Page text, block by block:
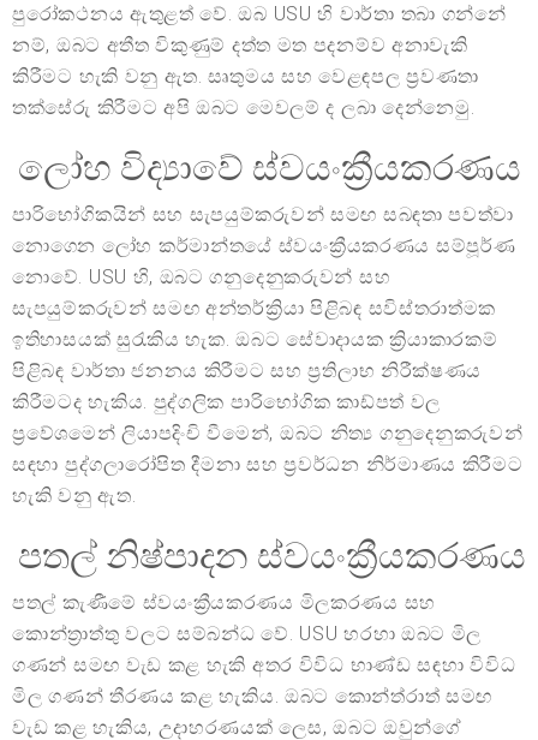
පුරෝකථනය ඇතුළත් වේ. ඔබ USU හි වාර්තා තබා ගන්නේ
නම්, ඔබට අතීත විකුණුම් දත්ත මත පදනම්ව අනාවැකි
කිරීමට හැකි වනු ඇත. සෘතුමය සහ වෙළඳපල ප්‍රවණතා
තක්සේරු කිරීමට අපි ඔබට මෙවලම් ද ලබා දෙන්නෙමු.
ලෝහ විද්‍යාවේ ස්වයංක්‍රීයකරණය
පාරිභෝගිකයින් සහ සැපයුම්කරුවන් සමඟ සබඳතා පවත්වා
නොගෙන ලෝහ කර්මාන්තයේ ස්වයංක්‍රීයකරණය සම්පූර්ණ
නොවේ. USU හි, ඔබට ගනුදෙනුකරුවන් සහ
සැපයුම්කරුවන් සමඟ අන්තර්ක්‍රියා පිළිබඳ සවිස්තරාත්මක
ඉතිහාසයක් සුරැකිය හැක. ඔබට සේවාදායක ක්‍රියාකාරකම්
පිළිබඳ වාර්තා ජනනය කිරීමට සහ ප්‍රතිලාභ නිරීක්ෂණය
කිරීමටද හැකිය. පුද්ගලික පාරිභෝගික කාඩ්පත් වල
ප්‍රවේශමෙන් ලියාපදිංචි වීමෙන්, ඔබට නිත්‍ය ගනුදෙනුකරුවන්
සඳහා පුද්ගලාරෝපිත දීමනා සහ ප්‍රවර්ධන නිර්මාණය කිරීමට
හැකි වනු ඇත.
පතල් නිෂ්පාදන ස්වයංක්‍රීයකරණය
පතල් කැණීමේ ස්වයංක්‍රීයකරණය මිලකරණය සහ
කොන්ත්‍රාත්තු වලට සම්බන්ධ වේ. USU හරහා ඔබට මිල
ගණන් සමඟ වැඩ කළ හැකි අතර විවිධ භාණ්ඩ සඳහා විවිධ
මිල ගණන් තීරණය කළ හැකිය. ඔබට කොන්ත්රාත් සමඟ
වැඩ කළ හැකිය, උදාහරණයක් ලෙස, ඔබට ඔවුන්ගේ